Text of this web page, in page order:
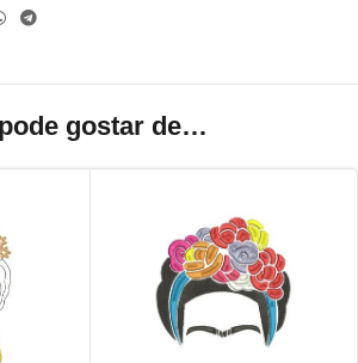
gostar de…